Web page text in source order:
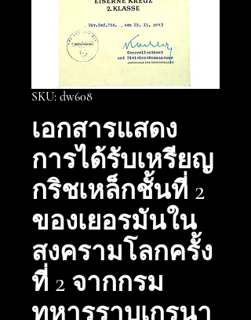
SKU: dw608
เอกสารแสดง
การได้รับเหรียญ
กริชเหล็กชั้นที่ 2
ของเยอรมันใน
สงครามโลกครั้ง
ที่ 2 จากกรม
ทหารราบเกรนา